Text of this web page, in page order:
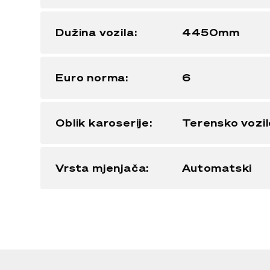
Dužina vozila: 4450mm
Euro norma: 6
Oblik karoserije: Terensko
Vrsta mjenjača: Automatski